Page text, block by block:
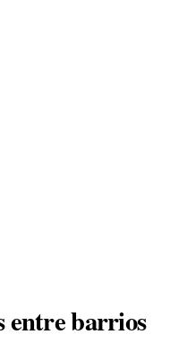
entre barrios